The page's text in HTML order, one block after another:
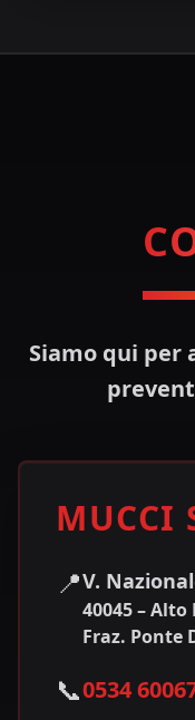
Siamo qui
MUCCI
📍V.
40045 – Alto
Fraz. Ponte
📞0534